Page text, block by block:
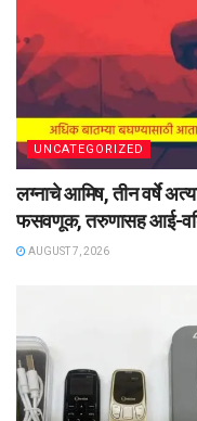
UNCATEGORIZED
लग्नाचे आमिष, तीन वर्षे
फसवणूक, तरुणासह आई-
AUGUST 7, 2026